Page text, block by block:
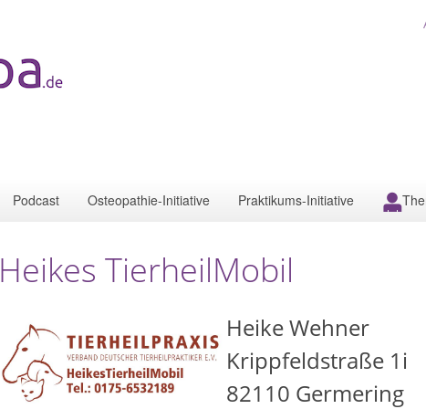
Podcast Osteopathie-Initiative Praktikums-Initiative
Heikes TierheilMobil
Heike Wehner
Krippfeldstraße 1i
82110 Germering